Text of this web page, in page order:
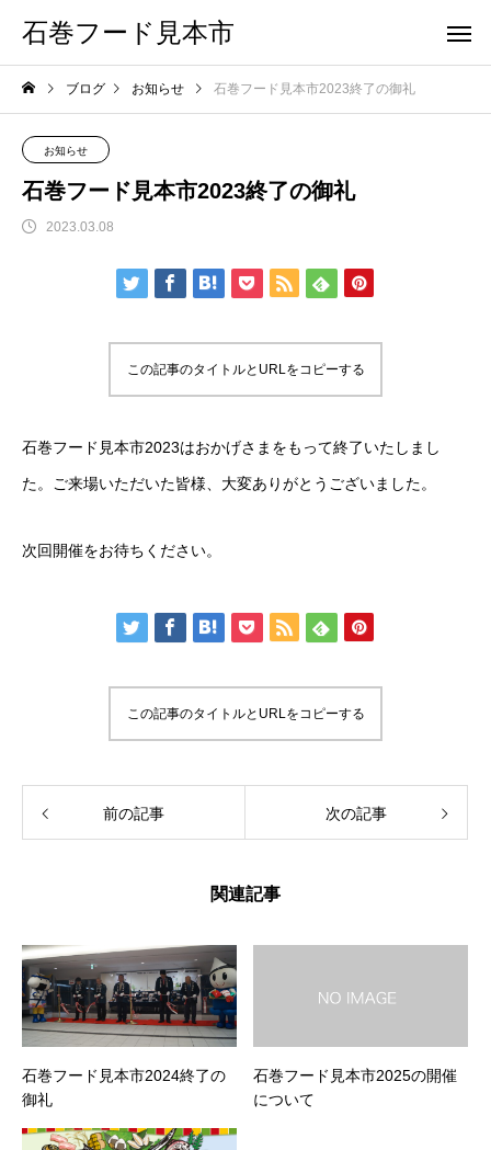
石巻フード見本市
ブログ お知らせ 石巻フード見本市2023終了の御礼
お知らせ
石巻フード見本市2023終了の御礼
2023.03.08
この記事のタイトルとURLをコピーする
石巻フード見本市2023はおかげさまをもって終了いたしまし
た。ご来場いただいた皆様、大変ありがとうございました。
次回開催をお待ちください。
この記事のタイトルとURLをコピーする
前の記事 次の記事
関連記事
石巻フード見本市2024終了の
御礼
石巻フード見本市2025の開催
について